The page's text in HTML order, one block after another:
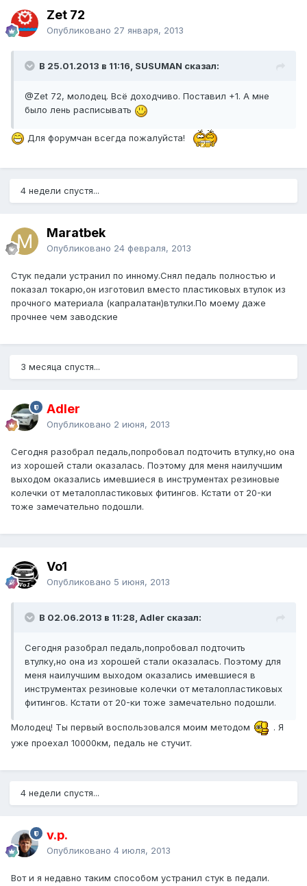
Zet 72
Опубликовано 27 января, 2013
В 25.01.2013 в 11:16, SUSUMAN сказал:
@Zet 72, молодец. Всё доходчиво. Поставил +1. А мне
было лень расписывать
Для форумчан всегда пожалуйста!
4 недели спустя...
Maratbek
Опубликовано 24 февраля, 2013
Стук педали устранил по инному.Снял педаль полностью и
показал токарю,он изготовил вместо пластиковых втулок из
прочного материала (капралатан)втулки.По моему даже
прочнее чем заводские
3 месяца спустя...
Adler
Опубликовано 2 июня, 2013
Сегодня разобрал педаль,попробовал подточить втулку,но она
из хорошей стали оказалась. Поэтому для меня наилучшим
выходом оказались имевшиеся в инструментах резиновые
колечки от металопластиковых фитингов. Кстати от 20-ки
тоже замечательно подошли.
Vo1
Опубликовано 5 июня, 2013
В 02.06.2013 в 11:28, Adler сказал:
Сегодня разобрал педаль,попробовал подточить
втулку,но она из хорошей стали оказалась. Поэтому для
меня наилучшим выходом оказались имевшиеся в
инструментах резиновые колечки от металопластиковых
фитингов. Кстати от 20-ки тоже замечательно подошли.
Молодец! Ты первый воспользовался моим методом
. Я
уже проехал 10000км, педаль не стучит.
4 недели спустя...
v.p.
Опубликовано 4 июля, 2013
Вот и я недавно таким способом устранил стук в педали.